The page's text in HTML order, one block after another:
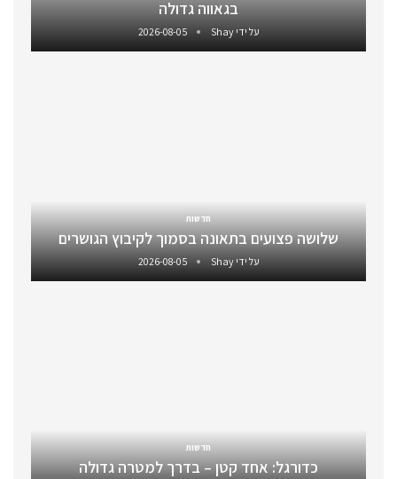
בגאווה גדולה
על ידיShay
2026-08-05
חדשות
שלושה פצועים בתאונה בסמוך לקיבוץ הגושרים
על ידיShay
2026-08-05
חדשות
כדורגל: אחד קטן – בדרך למטרה גדולה